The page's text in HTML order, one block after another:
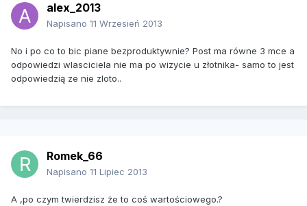
alex_2013
Napisano 11 Wrzesień 2013
No i po co to bic piane bezproduktywnie? Post ma równe 3 mce a
odpowiedzi wlasciciela nie ma po wizycie u złotnika- samo to jest
odpowiedzią ze nie zloto..
Romek_66
Napisano 11 Lipiec 2013
A ,po czym twierdzisz że to coś wartościowego.?